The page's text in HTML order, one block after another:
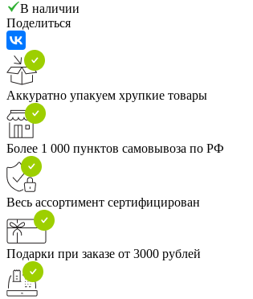
В наличии
Поделиться
Аккуратно упакуем хрупкие товары
Более 1 000 пунктов самовывоза по РФ
Весь ассортимент сертифицирован
Подарки при заказе от 3000 рублей